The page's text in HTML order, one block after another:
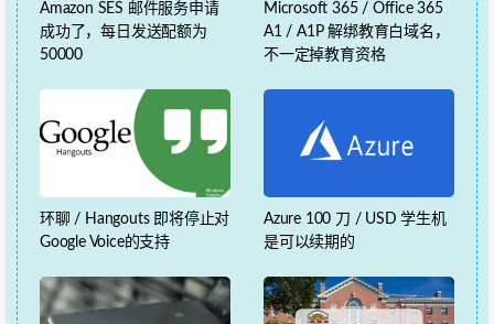
Amazon SES 邮件服务申请
成功了，每日发送配额为
50000
Microsoft 365 / Office 365
A1 / A1P 解绑教育白域名，
不一定掉教育资格
环聊 / Hangouts 即将停止对
Google Voice的支持
Azure 100 刀 / USD 学生机
是可以续期的